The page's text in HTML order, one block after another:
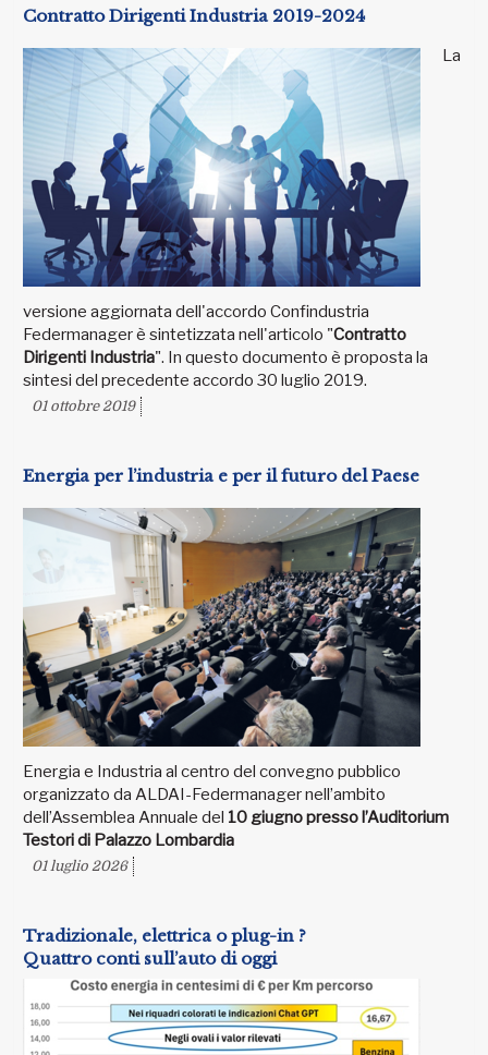
Contratto Dirigenti Industria 2019-2024
La
versione aggiornata dell'accordo Confindustria
Federmanager è sintetizzata nell'articolo "Contratto
Dirigenti Industria". In questo documento è proposta la
sintesi del precedente accordo 30 luglio 2019.
01 ottobre 2019
Energia per l’industria e per il futuro del Paese
Energia e Industria al centro del convegno pubblico
organizzato da ALDAI-Federmanager nell’ambito
dell’Assemblea Annuale del 10 giugno presso l’Auditorium
Testori di Palazzo Lombardia
01 luglio 2026
Tradizionale, elettrica o plug-in ?
Quattro conti sull’auto di oggi